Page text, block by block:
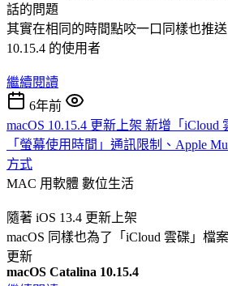
話的問題
其實在相同的時間點咬一口同樣也推送
10.15.4 的使用者
繼續閱讀
6年前
macOS 10.15.4 更新上架 新增「iCloud
「螢幕使用時間」通訊限制、Apple
方式
MAC 用軟體 數位生活
隨著 iOS 13.4 更新上架
macOS 同樣也為了「iCloud 雲碟」檔
更新
macOS Catalina 10.15.4